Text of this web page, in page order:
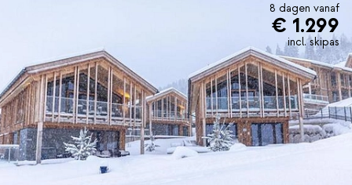
thuiskomen. Ontspan in de sauna of kom tot rust op het terras of
balkon met uitzicht op de besneeuwde bergen. Terwijl de frisse
berglucht je omringt, laad je helemaal op voor een nieuwe dag
vol activiteiten.Dankzij de gunstige ligging bereik je eenvoudig
zowel de piste als het gezellige centrum met restaurants en
winkels. Of je nu komt om te skiën, wandelen of gewoon even te
onthaasten — bij Villa Liesl by ALPS RESORTS ervaar je de
wintersport in alle comfort, met volop rust en ruimte om je heen.
8 dagen vanaf
€ 1.299
incl. skipas